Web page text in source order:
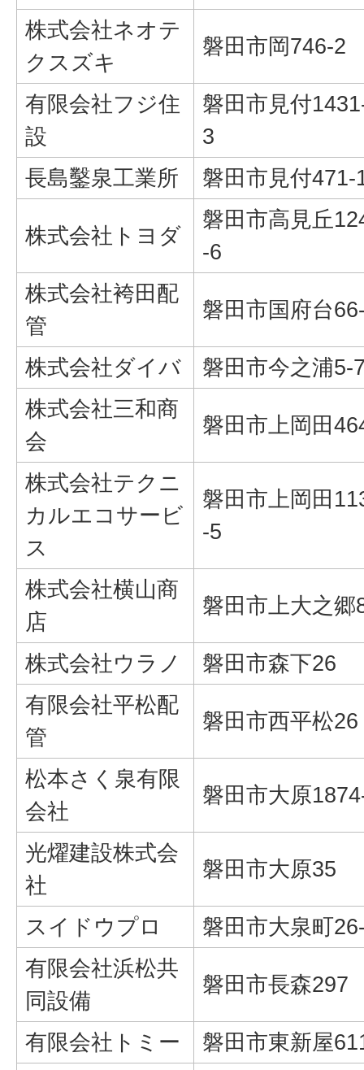
株式会社ネオテ
クスズキ
磐田市岡746-2
有限会社フジ住
設
磐田市見付
3
長島鑿泉工業所
磐田市見付471-
株式会社トヨダ
磐田市高見丘
-6
株式会社袴田配
管
磐田市国府台
株式会社ダイバ
磐田市今之浦5-
株式会社三和商
会
磐田市上岡田
株式会社テクニ
カルエコサービ
ス
磐田市上岡田
-5
株式会社横山商
店
磐田市上大之郷
株式会社ウラノ
磐田市森下26
有限会社平松配
管
磐田市西平松26
松本さく泉有限
会社
磐田市大原
光燿建設株式会
社
磐田市大原35
スイドウプロ
磐田市大泉町
有限会社浜松共
同設備
磐田市長森297
有限会社トミー
磐田市東新屋